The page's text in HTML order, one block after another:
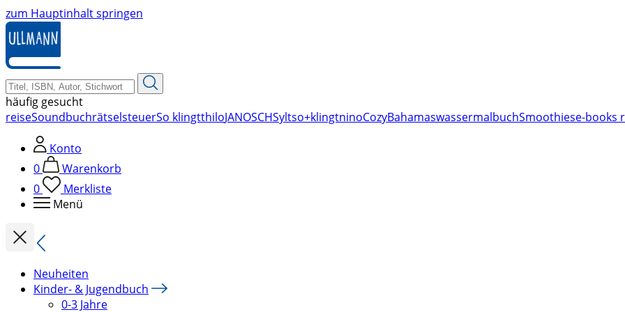
zum Hauptinhalt springen
häufig gesucht
reiseSoundbuchrätselsteuerSo klingtthiloJANOSCHSyltso+klingtninoCozyBahamaswassermalbuchSmoothiese-books
Konto
0
Warenkorb
0
Merkliste
Menü
Neuheiten
Kinder- & Jugendbuch
0-3 Jahre